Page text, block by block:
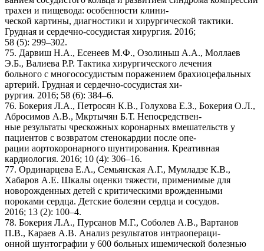
трахеи и пищевода: особенности клини-
ческой картины, диагностики и хирургической тактики.
Грудная и сердечно-сосудистая хирургия. 2016;
58 (5): 299–302.
75. Дарвиш Н.А., Есенеев М.Ф., Озолиньш А.А., Моллаев
Э.Б., Валиева Р.Р. Тактика хирургического лечения
больного с многососудистым поражением брахиоцефальных
артерий. Грудная и сердечно-сосудистая хи-
рургия. 2016; 58 (6): 384–6.
76. Бокерия Л.А., Петросян К.В., Голухова Е.З., Бокерия О.Л.,
Абросимов А.В., Мкртычян Б.Т. Непосредствен-
ные результаты чрескожных коронарных вмешательств у
пациентов с возвратом стенокардии после опе-
рации аортокоронарного шунтирования. Креативная
кардиология. 2016; 10 (4): 306–16.
77. Ординарцева Е.А., Семьянская А.Г., Мумладзе К.В.,
Хабаров А.Е. Шкалы оценки тяжести, применимые для
новорожденных детей с критическими врожденными
пороками сердца. Детские болезни сердца и сосудов.
2016; 13 (2): 100–4.
78. Бокерия Л.А., Пурсанов М.Г., Соболев А.В., Вартанов
П.В., Караев А.В. Анализ результатов интраопераци-
онной шунтографии у 600 больных ишемической болезнью